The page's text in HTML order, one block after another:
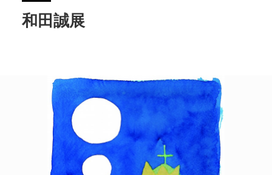
EXHIBITION
NEWS お知らせ
CONTACT
和田誠展